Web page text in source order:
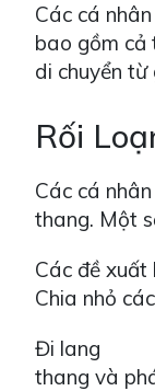
Các cá
bao gồm cả
di chuyển từ
Rối
Các cá
thang. Một
Các đề xuất
Chia nhỏ
Đi lang
thang và